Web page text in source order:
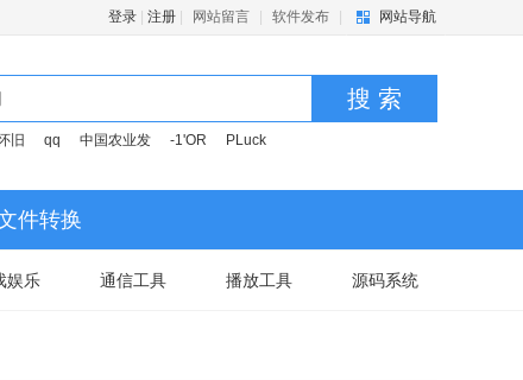
登录 注册 网站留言 软件发布 网站导航
搜 索
旧 qq 中国农业发 -1'OR PLuck
件转换
娱乐 通信工具 播放工具 源码系统